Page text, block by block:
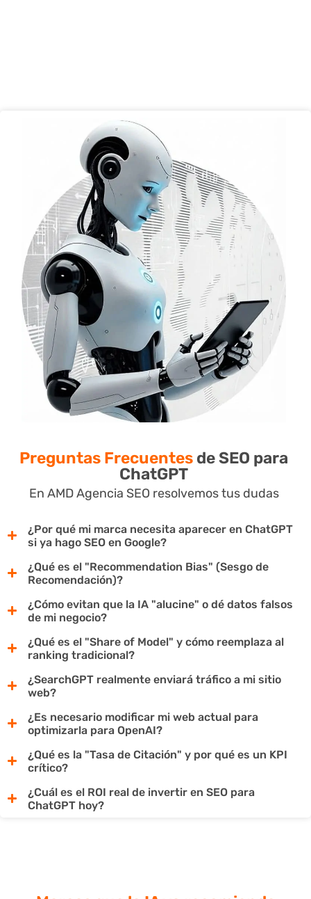
Preguntas Frecuentes de SEO para
ChatGPT
En AMD Agencia SEO resolvemos tus dudas
¿Por qué mi marca necesita aparecer en ChatGPT
si ya hago SEO en Google?
¿Qué es el "Recommendation Bias" (Sesgo de
Recomendación)?
¿Cómo evitan que la IA "alucine" o dé datos falsos
de mi negocio?
¿Qué es el "Share of Model" y cómo reemplaza al
ranking tradicional?
¿SearchGPT realmente enviará tráfico a mi sitio
web?
¿Es necesario modificar mi web actual para
optimizarla para OpenAI?
¿Qué es la "Tasa de Citación" y por qué es un KPI
crítico?
¿Cuál es el ROI real de invertir en SEO para
ChatGPT hoy?